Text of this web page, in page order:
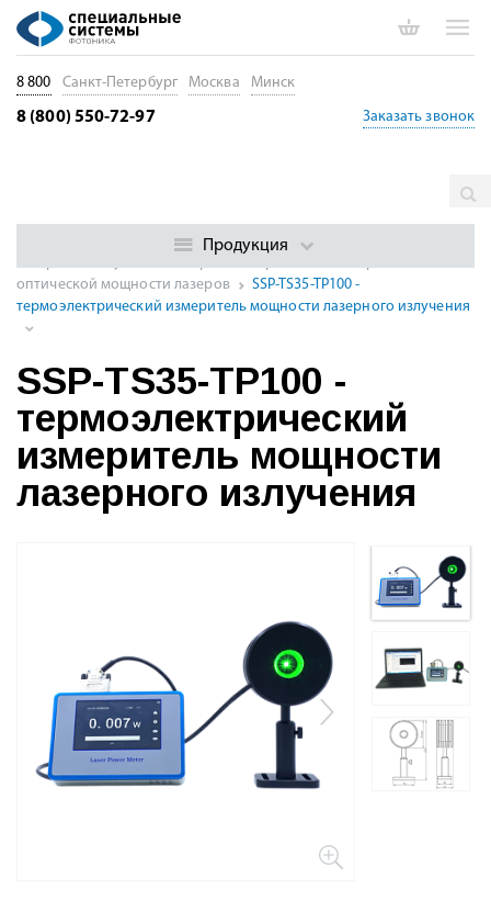
Измерители оптической мощности
оптической мощности лазеров
SSP-TS35-TP100 -
термоэлектрический измеритель мощности лазерного излучения
SSP-TS35-TP100 -
термоэлектрический
измеритель мощности
лазерного излучения
8 800 Санкт-Петербург Москва Минск
8 (800) 550-72-97 Заказать звонок
Продукция